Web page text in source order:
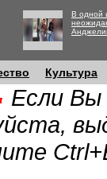
В одной
Культура
Если Вы